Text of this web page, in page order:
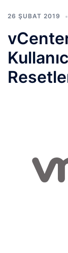
26 ŞUBAT 2019